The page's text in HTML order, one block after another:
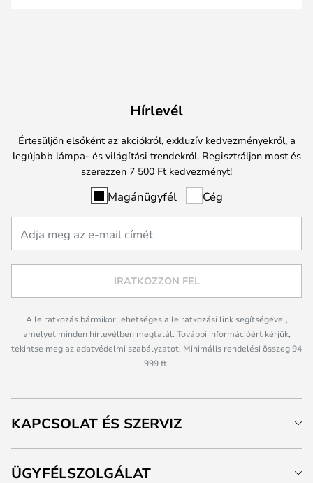
Hírlevél
Értesüljön elsőként az akciókról, exkluzív kedvezményekről, a
legújabb lámpa- és világítási trendekről. Regisztráljon most és
szerezzen 7 500 Ft kedvezményt!
Magánügyfél Cég
IRATKOZZON FEL
A leiratkozás bármikor lehetséges a leiratkozási link segítségével,
amelyet minden hírlevélben megtalál. További információért kérjük,
tekintse meg az adatvédelmi szabályzatot. Minimális rendelési összeg 94
999 ft.
KAPCSOLAT ÉS SZERVIZ
ÜGYFÉLSZOLGÁLAT